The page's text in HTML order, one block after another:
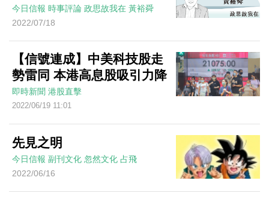
今日信報 時事評論 政思故我在 黃裕舜
2022/07/18
【信號連成】中美科技股走
勢雷同 本港高息股吸引力降
即時新聞 港股直擊
2022/06/19 11:01
先見之明
今日信報 副刊文化 忽然文化 占飛
2022/06/16